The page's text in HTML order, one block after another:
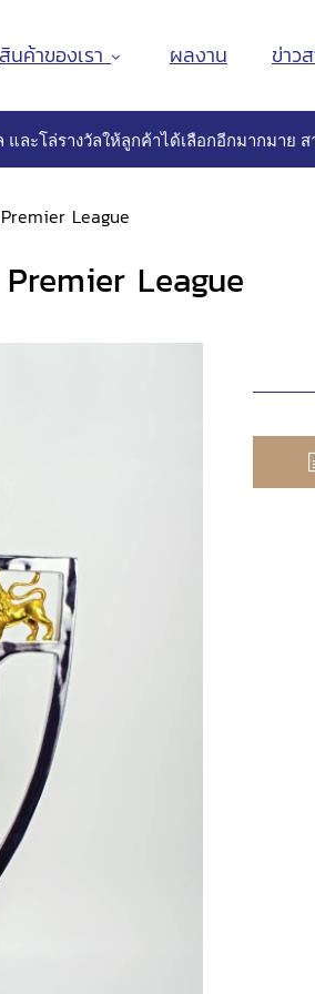
สินค้าของเรา ผลงาน ข่าว
และโล่รางวัลให้ลูกค้าได้เลือกอีกมากมา
League
League